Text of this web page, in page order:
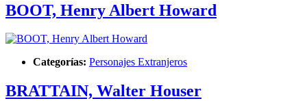
BOOT, Henry Albert Howard
Categorías: Personajes Extranjeros
BRATTAIN, Walter Houser